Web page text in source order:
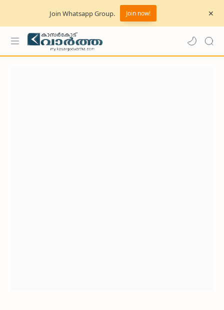
Join Whatsapp Group. Join now!